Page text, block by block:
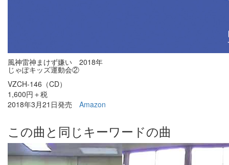
風神雷神まけず嫌い 2018年
じゃぽキッズ運動会②
VZCH-146（CD）
1,600円＋税
2018年3月21日発売 Amazon
この曲と同じキーワードの曲